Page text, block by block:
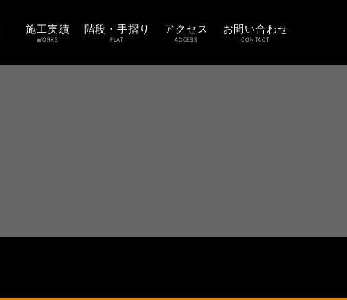
施工実績
WORKS
階段・手摺り
FLAT
アクセス
ACCESS
お問い合わせ
CONTACT